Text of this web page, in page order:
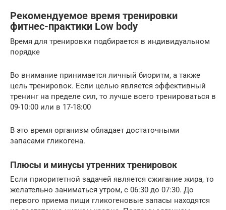
Рекомендуемое время тренировки
фитнес-практики Low body
Время для тренировки подбирается в индивидуальном
порядке
Во внимание принимается личный биоритм, а также
цель тренировок. Если целью является эффективный
тренинг на пределе сил, то лучше всего тренироваться в
09-10:00 или в 17-18:00
В это время организм обладает достаточными
запасами гликогена.
Плюсы и минусы утренних тренировок
Если приоритетной задачей является сжигание жира, то
желательно заниматься утром, с 06:30 до 07:30. До
первого приема пищи гликогеновые запасы находятся